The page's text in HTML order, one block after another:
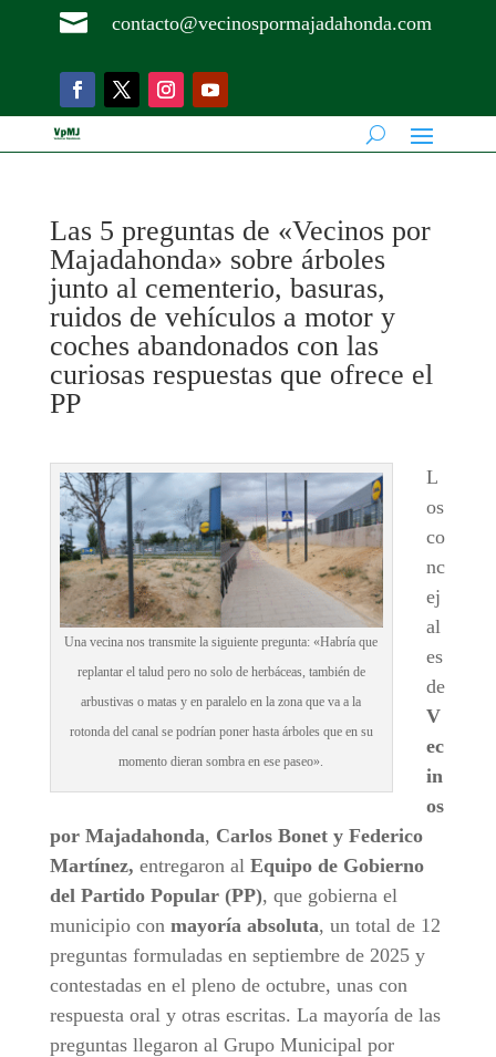
 contacto@vecinospormajadahonda.com
Las 5 preguntas de «Vecinos por
Majadahonda» sobre árboles
junto al cementerio, basuras,
ruidos de vehículos a motor y
coches abandonados con las
curiosas respuestas que ofrece el
PP
Una vecina nos transmite la siguiente pregunta: «Habría que
replantar el talud pero no solo de herbáceas, también de
arbustivas o matas y en paralelo en la zona que va a la
rotonda del canal se podrían poner hasta árboles que en su
momento dieran sombra en ese paseo».
L
os
co
nc
ej
al
es
de
V
ec
in
os
por Majadahonda, Carlos Bonet y Federico
Martínez, entregaron al Equipo de Gobierno
del Partido Popular (PP), que gobierna el
municipio con mayoría absoluta, un total de 12
preguntas formuladas en septiembre de 2025 y
contestadas en el pleno de octubre, unas con
respuesta oral y otras escritas. La mayoría de las
preguntas llegaron al Grupo Municipal por